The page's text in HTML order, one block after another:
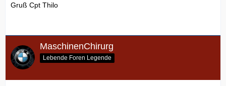
Gruß Cpt Thilo
MaschinenChirurg
Lebende Foren Legende